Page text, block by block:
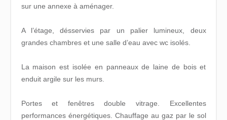
sur une annexe à aménager.
A l’étage, désservies par un palier lumineux, deux
grandes chambres et une salle d’eau avec wc isolés.
La maison est isolée en panneaux de laine de bois et
enduit argile sur les murs.
Portes et fenêtres double vitrage. Excellentes
performances énergétiques. Chauffage au gaz par le sol